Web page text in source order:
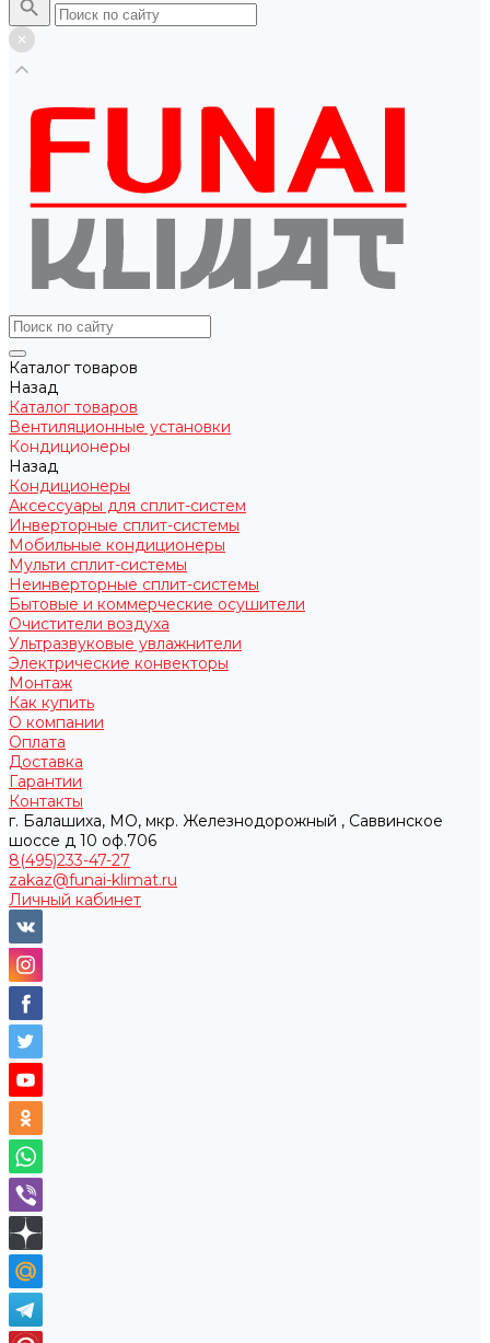
Каталог товаров
Назад
Каталог товаров
Вентиляционные установки
Кондиционеры
Назад
Кондиционеры
Аксессуары для сплит-систем
Инверторные сплит-системы
Мобильные кондиционеры
Мульти сплит-системы
Неинверторные сплит-системы
Бытовые и коммерческие осушители
Очистители воздуха
Ультразвуковые увлажнители
Электрические конвекторы
Монтаж
Как купить
О компании
Оплата
Доставка
Гарантии
Контакты
г. Балашиха, МО, мкр. Железнодорожный , Саввинское
шоссе д 10 оф.706
8(495)233-47-27
zakaz@funai-klimat.ru
Личный кабинет